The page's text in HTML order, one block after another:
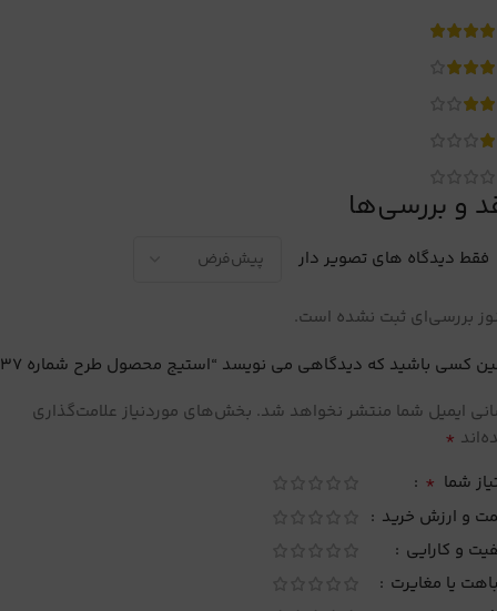
و بررسی‌ها
فقط دیدگاه های تصویر دار
بررسی‌ای ثبت نشده است.
کسی باشید که دیدگاهی می نویسد “استیج محصول طرح شماره 137”
ایمیل شما منتشر نخواهد شد. بخش‌های موردنیاز علامت‌گذاری
*
شما *
و ارزش خرید
و کارایی
یا مغایرت